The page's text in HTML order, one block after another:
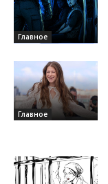
Главное
Главное